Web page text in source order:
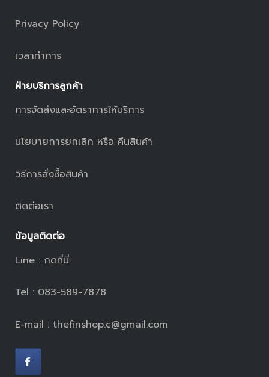
Privacy Policy
เวลาทำการ
ฝ่ายบริการลูกค้า
การจัดส่งและอัตราการให้บริการ
นโยบายการยกเลิก หรือ คืนสินค้า
วิธีการสั่งซื้อสินค้า
ติดต่อเรา
ข้อมูลติดต่อ
Line : กดที่นี่
Tel : 083-589-7878
E-mail : thefinshop.c@gmail.com